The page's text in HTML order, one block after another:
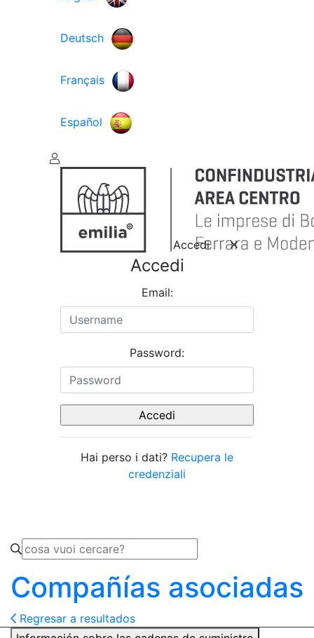
Deutsch
Français
Español
Accedi
Accedi
Email:
Password:
Hai perso i dati? Recupera le
credenziali
Compañías asociadas
Regresar a resultados